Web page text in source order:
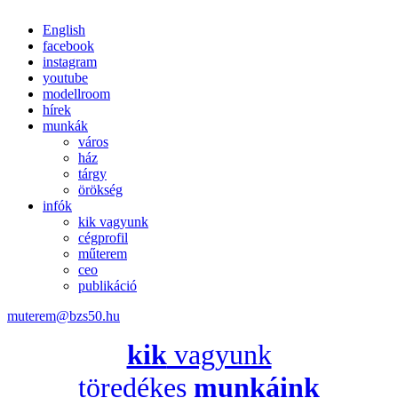
English
facebook
instagram
youtube
modellroom
hírek
munkák
város
ház
tárgy
örökség
infók
kik vagyunk
cégprofil
műterem
ceo
publikáció
muterem@bzs50.hu
kikvagyunk
töredékes munkáink